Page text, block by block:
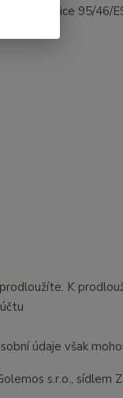
směrnice 95/46/
K
údaje však
s.r.o., sídlem